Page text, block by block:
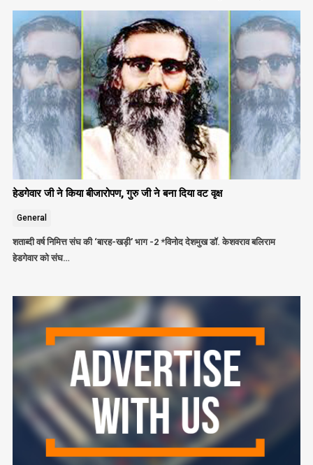
हेडगेवार जी ने किया बीजारोपण, गुरु जी ने बना दिया वट वृक्ष
General
शताब्दी वर्ष निमित्त संघ की ‘बारह-खड़ी’ भाग -2 *विनोद देशमुख डॉ. केशवराव बलिराम
हेडगेवार को संघ…